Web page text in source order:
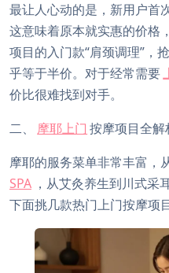
最让人心动的是，新用户首
这意味着原本就实惠的价格
项目的入门款“肩颈调理”，
乎等于半价。对于经常需要
价比很难找到对手。
二、
摩耶上门 按摩项目全
摩耶的服务菜单非常丰富，
SPA ，从艾灸养生到川式采
下面挑几款热门上门按摩项